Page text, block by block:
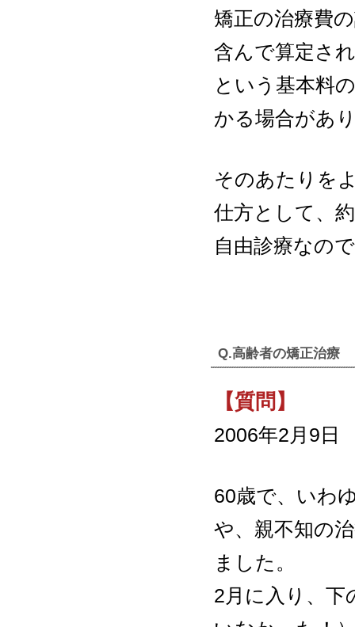
矯正の治療費
含んで算定さ
という基本料
かる場合があ
そのあたりを
仕方として、
自由診療なの
Q.高齢者の矯正治療
【質問】
2006年2月9日
60歳で、いわ
や、親不知の
ました。
2月に入り、下